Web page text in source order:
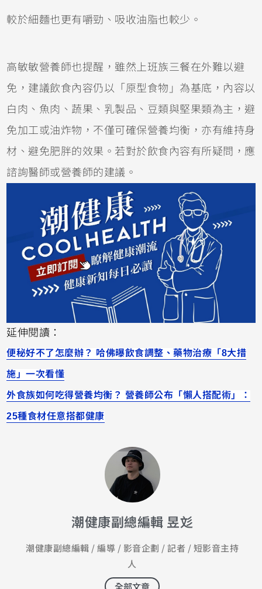
較於細麵也更有嚼勁、吸收油脂也較少。
高敏敏營養師也提醒，雖然上班族三餐在外難以避
免，建議飲食內容仍以「原型食物」為基底，內容以
白肉、魚肉、蔬果、乳製品、豆類與堅果類為主，避
免加工或油炸物，不僅可確保營養均衡，亦有維持身
材、避免肥胖的效果。若對於飲食內容有所疑問，應
諮詢醫師或營養師的建議。
延伸閱讀：
便秘好不了怎麼辦？ 哈佛曝飲食調整、藥物治療「8大措
施」一次看懂
外食族如何吃得營養均衡？ 營養師公布「懶人搭配術」：
25種食材任意搭都健康
潮健康副總編輯 昱彣
潮健康副總編輯 / 編導 / 影音企劃 / 記者 / 短影音主持
人